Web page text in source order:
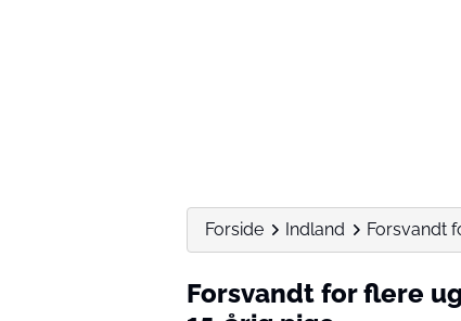
Forside Indland Forsvandt
Forsvandt for flere